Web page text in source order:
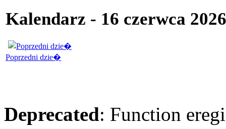
Kalendarz - 16 czerwca
Poprzedni dzie�
Deprecated: Function